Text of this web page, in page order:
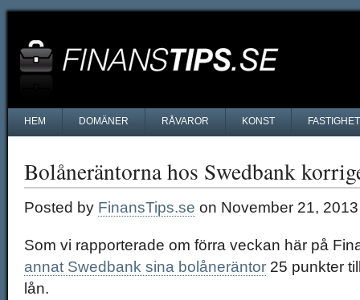
HEM DOMÄNER RÅVAROR KONST
Bolåneräntorna hos Swedbank
Posted by FinansTips.se on November 21,
Som vi rapporterade om förra veckan här på
annat Swedbank sina bolåneräntor 25 punkter
lån.